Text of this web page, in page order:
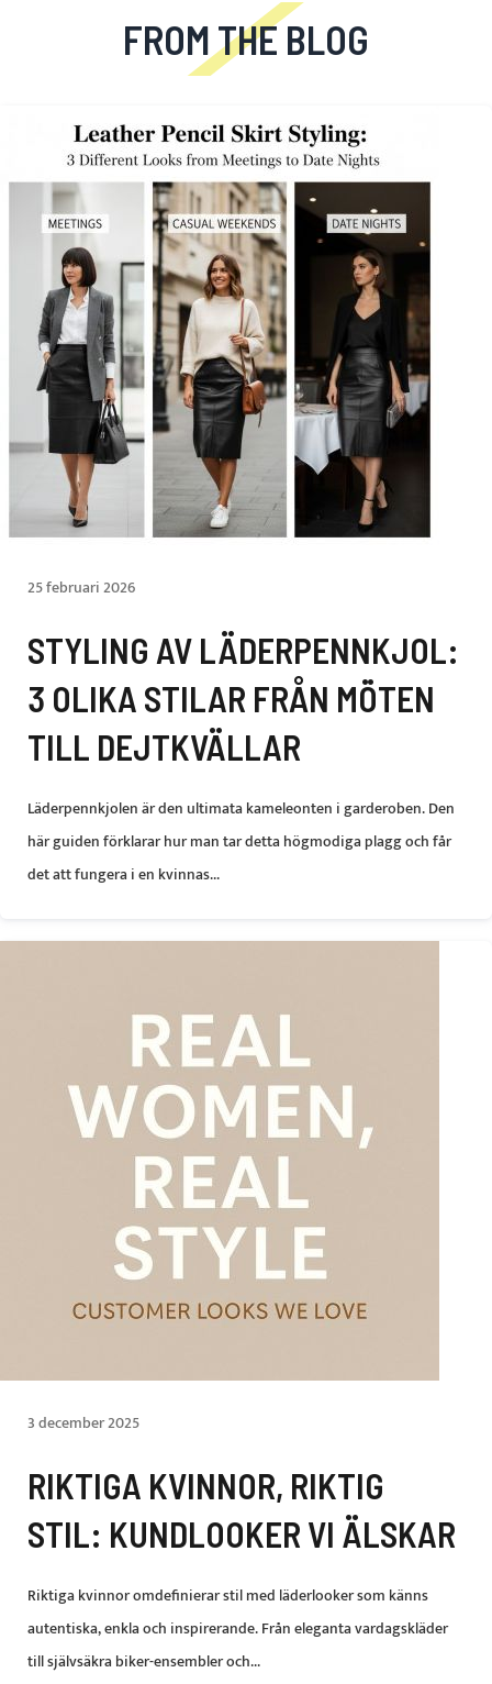
FROM THE BLOG
25 februari 2026
STYLING AV LÄDERPENNKJOL:
3 OLIKA STILAR FRÅN MÖTEN
TILL DEJTKVÄLLAR
Läderpennkjolen är den ultimata kameleonten i garderoben. Den
här guiden förklarar hur man tar detta högmodiga plagg och får
det att fungera i en kvinnas...
3 december 2025
RIKTIGA KVINNOR, RIKTIG
STIL: KUNDLOOKER VI ÄLSKAR
Riktiga kvinnor omdefinierar stil med läderlooker som känns
autentiska, enkla och inspirerande. Från eleganta vardagskläder
till självsäkra biker-ensembler och...